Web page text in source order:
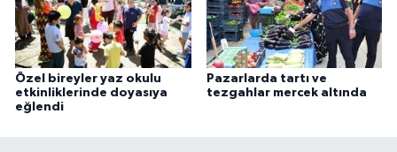
Özel bireyler yaz okulu
etkinliklerinde doyasıya
eğlendi
Pazarlarda tartı ve
tezgahlar mercek altında